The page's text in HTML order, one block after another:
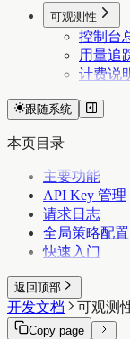
可观测性
控制台
用量追
计费说
跟随系统
本页目录
主要功能
API Key 管理
请求日志
全局策略配置
快速入门
返回顶部
开发文档 可观测
Copy page